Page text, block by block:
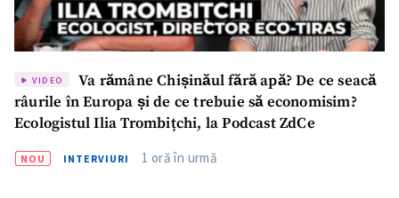
VIDEO
Va rămâne Chișinăul fără apă? De ce seacă
râurile în Europa și de ce trebuie să economisim?
Ecologistul Ilia Trombițchi, la Podcast ZdCe
NOU INTERVIURI 1 oră în urmă
Link media
+ Link media
Mesajul știrei
+ Mesajul știrei